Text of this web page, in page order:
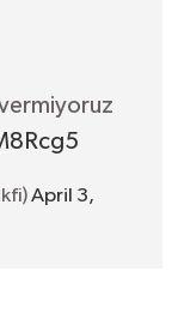
April 3,